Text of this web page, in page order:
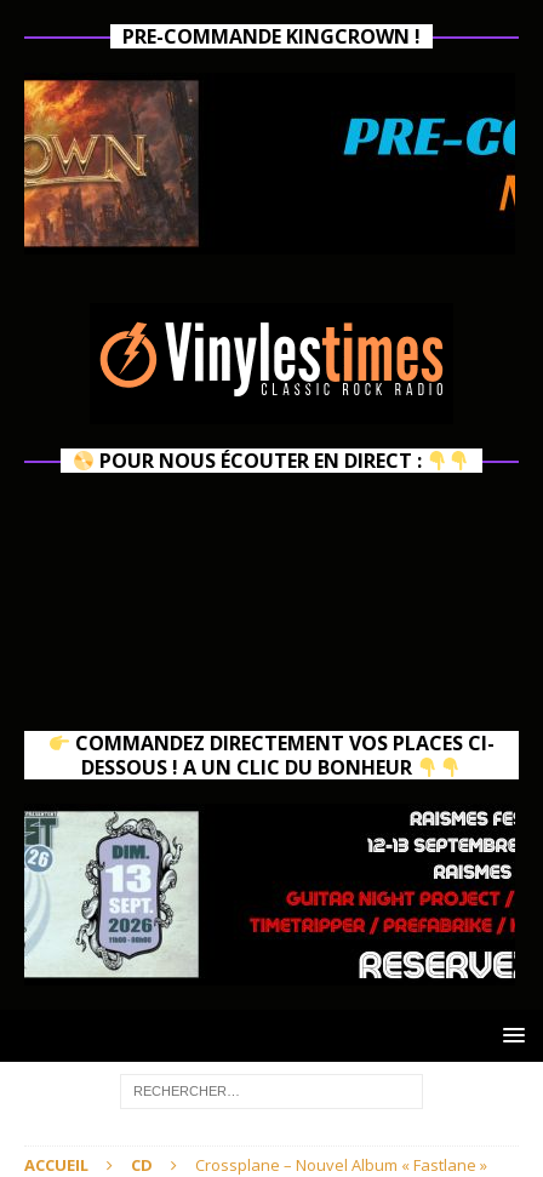
PRE-COMMANDE KINGCROWN !
POUR NOUS ÉCOUTER EN DIRECT :
COMMANDEZ DIRECTEMENT VOS PLACES CI-
DESSOUS ! A UN CLIC DU BONHEUR
ACCUEIL CD
Crossplane – Nouvel Album « Fastlane »